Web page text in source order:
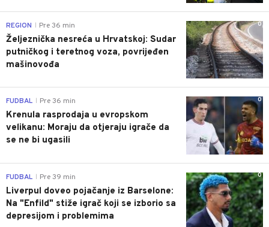
0
REGION Pre 36 min
Željeznička nesreća u Hrvatskoj: Sudar
putničkog i teretnog voza, povrijeđen
mašinovođa
0
FUDBAL Pre 36 min
Krenula rasprodaja u evropskom
velikanu: Moraju da otjeraju igrače da
se ne bi ugasili
0
FUDBAL Pre 39 min
Liverpul doveo pojačanje iz Barselone:
Na "Enfild" stiže igrač koji se izborio sa
depresijom i problemima